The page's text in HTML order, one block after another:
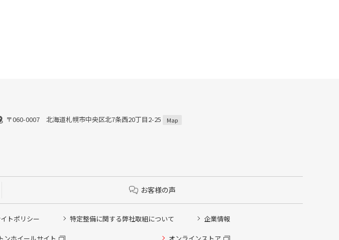
〒060-0007 北海道札幌市中央区北7条西20丁目2-25 Map
お客様の声
トポリシー 特定整備に関する弊社取組について 企業情報
ンホイールサイト オンラインストア